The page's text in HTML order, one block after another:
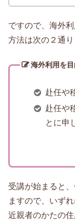
ですので、海外
方法は次の２通り
海外利用を
赴任や
赴任や
とに申
受講が始まると
ますので、いず
近親者のかたの